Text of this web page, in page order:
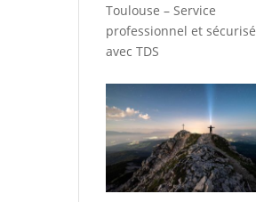
Toulouse – Service
professionnel et sécurisé
avec TDS